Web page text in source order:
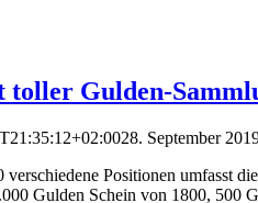
toller Gulden-
28. September
verschiedene Positionen umfasst
Gulden Schein von 1800, 500